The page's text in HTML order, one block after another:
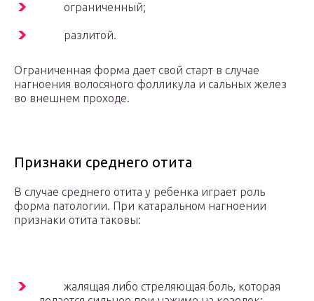
ограниченный;
разлитой.
Ограниченная форма дает свой старт в случае
нагноения волосяного фолликула и сальных желез
во внешнем проходе.
Признаки среднего отита
В случае среднего отита у ребенка играет роль
форма патологии. При катаральном нагноении
признаки отита таковы:
жалящая либо стреляющая боль, которая